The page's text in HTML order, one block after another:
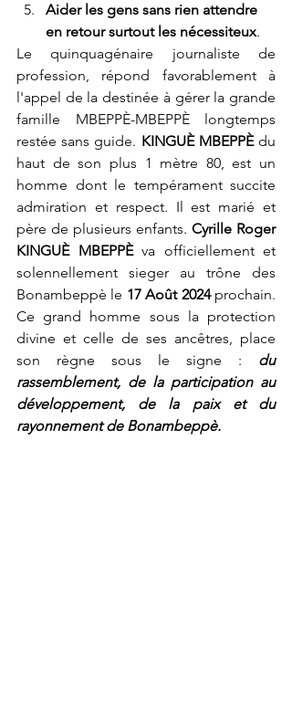
Aider les gens sans rien attendre
en retour surtout les nécessiteux.
Le quinquagénaire journaliste de
profession, répond favorablement à
l'appel de la destinée à gérer la grande
famille MBEPPÈ-MBEPPÈ longtemps
restée sans guide. KINGUÈ MBEPPÈ du
haut de son plus 1 mètre 80, est un
homme dont le tempérament succite
admiration et respect. Il est marié et
père de plusieurs enfants. Cyrille Roger
KINGUÈ MBEPPÈ va officiellement et
solennellement sieger au trône des
Bonambeppè le 17 Août 2024 prochain.
Ce grand homme sous la protection
divine et celle de ses ancêtres, place
son règne sous le signe : du
rassemblement, de la participation au
développement, de la paix et du
rayonnement de Bonambeppè.